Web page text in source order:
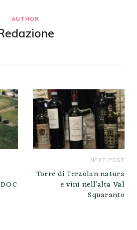
AUTHOR
NEXT POST
Torre di Terzolan natura
e vini nell’alta Val
Squaranto